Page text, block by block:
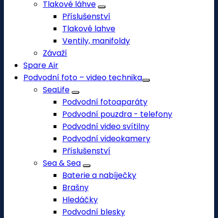
Tlakové láhve
Příslušenství
Tlakové lahve
Ventily, manifoldy
Závaží
Spare Air
Podvodní foto – video technika
SeaLife
Podvodní fotoaparáty
Podvodní pouzdra - telefony
Podvodní video svítilny
Podvodní videokamery
Příslušenství
Sea & Sea
Baterie a nabíječky
Brašny
Hledáčky
Podvodní blesky